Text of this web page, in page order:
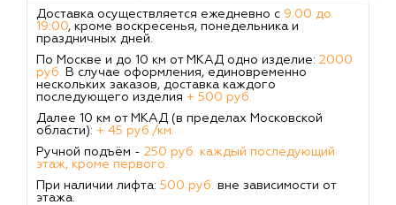
Доставка осуществляется ежедневно с 9:00 до
19:00, кроме воскресенья, понедельника и
праздничных дней.
По Москве и до 10 км от МКАД одно изделие: 2000
руб.
В случае оформления, единовременно
нескольких заказов, доставка каждого
последующего изделия + 500 руб.
Далее 10 км от МКАД (в пределах Московской
области): + 45 руб./км.
Ручной подъём - 250 руб. каждый последующий
этаж, кроме первого.
При наличии лифта: 500 руб. вне зависимости от
этажа.